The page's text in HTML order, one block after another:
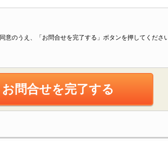
同意のうえ、「お問合せを完了する」ボタンを押してくださ
お問合せを完了する